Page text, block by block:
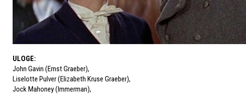
ULOGE:
John Gavin (Ernst Graeber),
Liselotte Pulver (Elizabeth Kruse Graeber),
Jock Mahoney (Immerman),